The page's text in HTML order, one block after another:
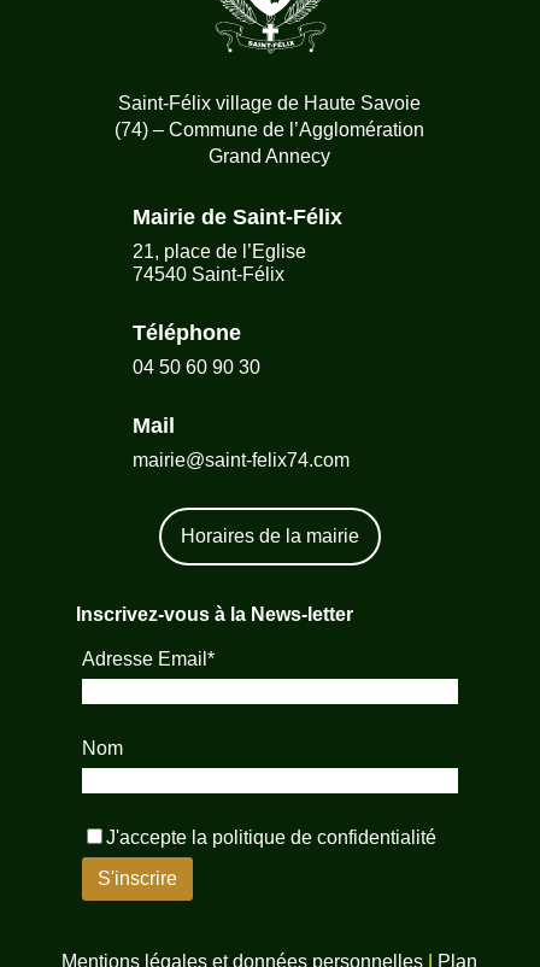
Saint-Félix village de Haute Savoie
(74) – Commune de l’Agglomération
Grand Annecy
Mairie de Saint-Félix
21, place de l’Eglise
74540 Saint-Félix
Téléphone
04 50 60 90 30
Mail
mairie@saint-felix74.com
Horaires de la mairie
Inscrivez-vous à la News-letter
Adresse Email*
Nom
J'accepte la politique de confidentialité
Mentions légales et données personnelles Plan